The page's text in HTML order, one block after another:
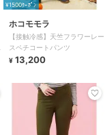
¥1500ｸｰﾎﾟﾝ
ホコモモラ
【接触冷感】天竺フラワーレー
スペチコートパンツ
¥ 13,200